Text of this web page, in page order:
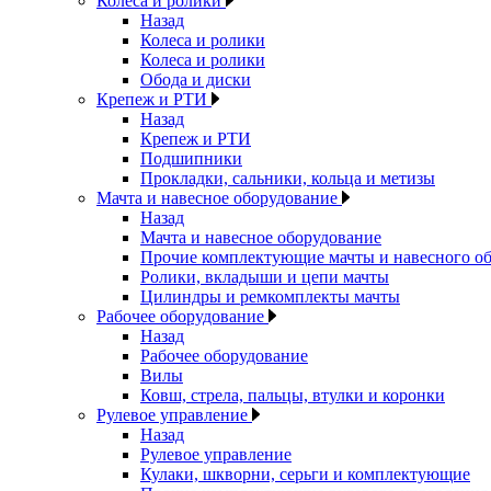
Назад
Колеса и ролики
Колеса и ролики
Обода и диски
Крепеж и РТИ
Назад
Крепеж и РТИ
Подшипники
Прокладки, сальники, кольца и метизы
Мачта и навесное оборудование
Назад
Мачта и навесное оборудование
Прочие комплектующие мачты и навесного
Ролики, вкладыши и цепи мачты
Цилиндры и ремкомплекты мачты
Рабочее оборудование
Назад
Рабочее оборудование
Вилы
Ковш, стрела, пальцы, втулки и коронки
Рулевое управление
Назад
Рулевое управление
Кулаки, шкворни, серьги и комплектующие